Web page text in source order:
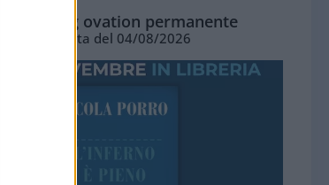
La standing ovation permanente
Vignetta del 04/08/2026